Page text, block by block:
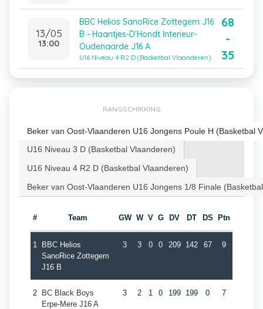
13/05
13:00
BBC Helios SanoRice Zottegem J16
B - Haantjes-D'Hondt Interieur-
Oudenaarde J16 A
U16 Niveau 4 R2 D (Basketbal Vlaanderen)
68
-
35
RANGSCHIKKING
Beker van Oost-Vlaanderen U16 Jongens Poule H (Basketbal
U16 Niveau 3 D (Basketbal Vlaanderen)
U16 Niveau 4 R2 D (Basketbal Vlaanderen)
Beker van Oost-Vlaanderen U16 Jongens 1/8 Finale
# Team GW W V G DV DT DS Ptn
1
BBC Helios
SanoRice Zottegem
J16 B
3 3 0 0 209 142 67 9
2
BC Black Boys
Erpe-Mere J16 A
3 2 1 0 199 199 0 7